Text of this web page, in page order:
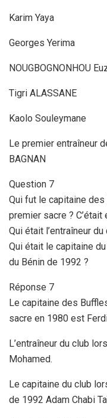
Karim Yaya
Georges Yerima
NOUGBOGNONHOU
Tigri ALASSANE
Kaolo Souleymane
Le premier entraîneur
BAGNAN
Question 7
Qui fut le capitaine
premier sacre ? C’était
Qui était l’entraîneur
Qui était le capitaine
du Bénin de 1992 ?
Réponse 7
Le capitaine des
sacre en 1980 est
L’entraîneur du club
Mohamed.
Le capitaine du club
de 1992 Adam Chabi